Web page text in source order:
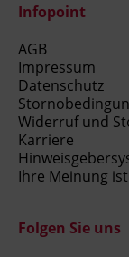
Infopoint
AGB
Impressum
Datenschutz
Widerruf und
Karriere
Ihre Meinung
Folgen Sie uns